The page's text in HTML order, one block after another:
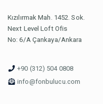
Kızılırmak Mah. 1452. Sok.
Next Level Loft Ofis
No: 6/A Çankaya/Ankara
+90 (312) 504 0808
info@fonbulucu.com